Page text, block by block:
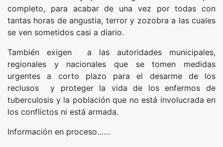
completo, para acabar de una vez por todas con
tantas horas de angustia, terror y zozobra a las cuales
se ven sometidos casi a diario.
También exigen a las autoridades municipales,
regionales y nacionales que se tomen medidas
urgentes a corto plazo para el desarme de los
reclusos y proteger la vida de los enfermos de
tuberculosis y la población que no está involucrada en
los conflictos ni está armada.
Información en proceso……